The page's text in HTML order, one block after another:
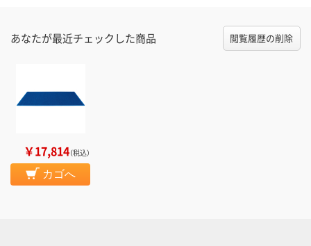
あなたが最近チェックした商品 閲覧履歴の削除
￥17,814（税込）
カゴへ